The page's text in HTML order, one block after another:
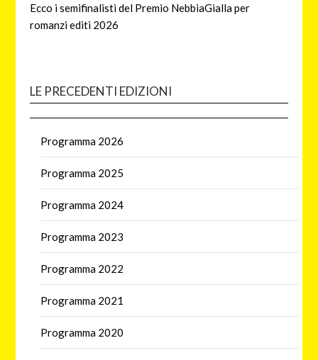
Ecco i semifinalisti del Premio NebbiaGialla per
romanzi editi 2026
LE PRECEDENTI EDIZIONI
Programma 2026
Programma 2025
Programma 2024
Programma 2023
Programma 2022
Programma 2021
Programma 2020